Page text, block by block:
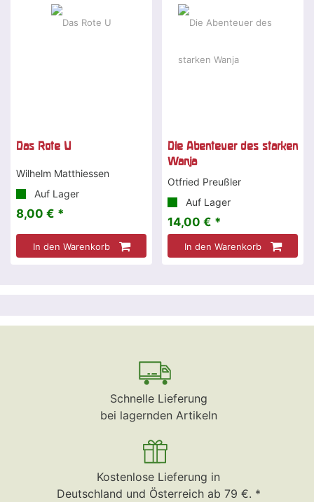
Das Rote U
Wilhelm Matthiessen
Auf Lager
8,00 € *
In den Warenkorb
Die Abenteuer des starken
Wanja
Otfried Preußler
Auf Lager
14,00 € *
In den Warenkorb
Schnelle Lieferung
bei lagernden Artikeln
Kostenlose Lieferung in
Deutschland und Österreich ab 79 €. *